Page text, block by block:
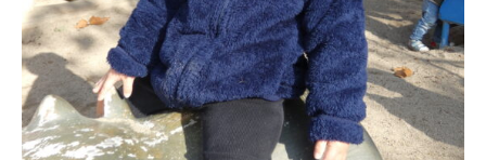
美⽊多チコス
美⽊多チコスについて
美⽊多チコスブログ